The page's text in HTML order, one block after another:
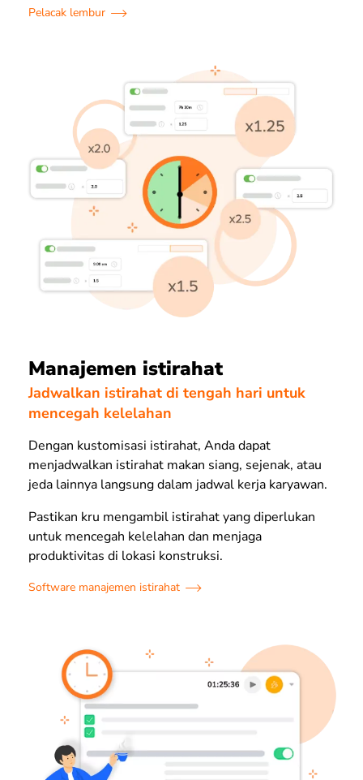
Pelacak lembur
Manajemen istirahat
Jadwalkan istirahat di tengah hari untuk
mencegah kelelahan
Dengan kustomisasi istirahat, Anda dapat
menjadwalkan istirahat makan siang, sejenak, atau
jeda lainnya langsung dalam jadwal kerja karyawan.
Pastikan kru mengambil istirahat yang diperlukan
untuk mencegah kelelahan dan menjaga
produktivitas di lokasi konstruksi.
Software manajemen istirahat